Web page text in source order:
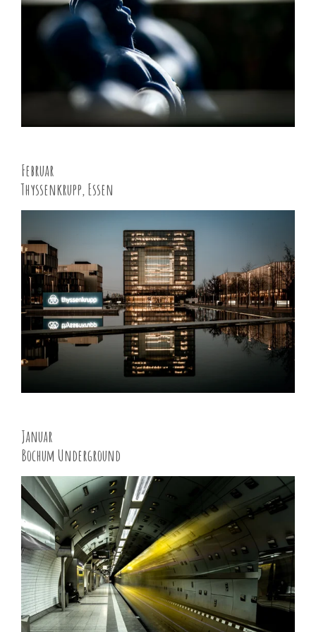
Februar
Thyssenkrupp, Essen
Januar
Bochum Underground